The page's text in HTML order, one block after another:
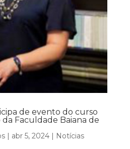
de evento do curso
Faculdade Baiana de
| abr 5, 2024| Notícias